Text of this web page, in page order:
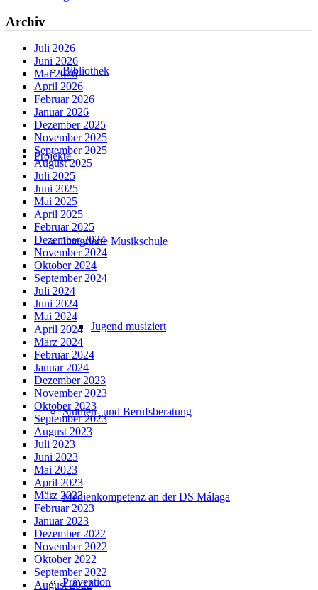
Bibliothek
Projekte
Integrierte Musikschule
Jugend musiziert
Studien- und Berufsberatung
Medienkompetenz an der DS Málaga
Prävention
Archiv
Juli 2026
Juni 2026
Mai 2026
April 2026
Februar 2026
Januar 2026
Dezember 2025
November 2025
September 2025
August 2025
Juli 2025
Juni 2025
Mai 2025
April 2025
Februar 2025
Dezember 2024
November 2024
Oktober 2024
September 2024
Juli 2024
Juni 2024
Mai 2024
April 2024
März 2024
Februar 2024
Januar 2024
Dezember 2023
November 2023
Oktober 2023
September 2023
August 2023
Juli 2023
Juni 2023
Mai 2023
April 2023
März 2023
Februar 2023
Januar 2023
Dezember 2022
November 2022
Oktober 2022
September 2022
August 2022